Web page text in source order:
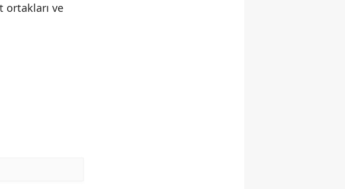
ortakları ve